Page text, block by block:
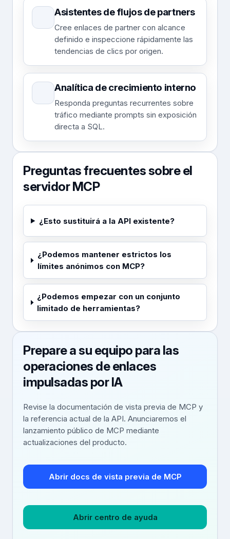
Asistentes de flujos de partners
Cree enlaces de partner con alcance
definido e inspeccione rápidamente las
tendencias de clics por origen.
Analítica de crecimiento interno
Responda preguntas recurrentes sobre
tráfico mediante prompts sin exposición
directa a SQL.
Preguntas frecuentes sobre el
servidor MCP
¿Esto sustituirá a la API existente?
¿Podemos mantener estrictos los
límites anónimos con MCP?
¿Podemos empezar con un conjunto
limitado de herramientas?
Prepare a su equipo para las
operaciones de enlaces
impulsadas por IA
Revise la documentación de vista previa de MCP y
la referencia actual de la API. Anunciaremos el
lanzamiento público de MCP mediante
actualizaciones del producto.
Abrir docs de vista previa de MCP
Abrir centro de ayuda